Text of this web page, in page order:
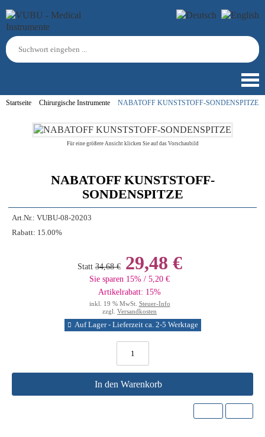
Startseite Chirurgische Instrumente NABATOFF KUNSTSTOFF-SONDENSPITZE
Für eine größere Ansicht klicken Sie auf das Vorschaubild
NABATOFF KUNSTSTOFF-
SONDENSPITZE
Art.Nr.: VUBU-08-20203
Rabatt: 15.00%
Statt 34,68 €29,48 €
Sie sparen 15% / 5,20 €
Artikelrabatt: 15%
inkl. 19 % MwSt. Steuer-Info
zzgl. Versandkosten
Auf Lager - Lieferzeit ca. 2-5 Werktage
In den Warenkorb